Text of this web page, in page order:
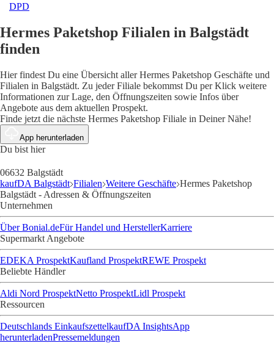
DPD
Hermes Paketshop Filialen in Balgstädt
finden
Hier findest Du eine Übersicht aller Hermes Paketshop Geschäfte und
Filialen in Balgstädt. Zu jeder Filiale bekommst Du per Klick weitere
Informationen zur Lage, den Öffnungszeiten sowie Infos über
Angebote aus dem aktuellen Prospekt.
Finde jetzt die nächste Hermes Paketshop Filiale in Deiner Nähe!
App herunterladen
Du bist hier
06632 Balgstädt
kaufDA Balgstädt Filialen Weitere Geschäfte Hermes Paketshop
Balgstädt - Adressen & Öffnungszeiten
Unternehmen
Über Bonial.deFür Handel und HerstellerKarriere
Supermarkt Angebote
EDEKA ProspektKaufland ProspektREWE Prospekt
Beliebte Händler
Aldi Nord ProspektNetto ProspektLidl Prospekt
Ressourcen
Deutschlands EinkaufszettelkaufDA InsightsApp
herunterladenPressemeldungen